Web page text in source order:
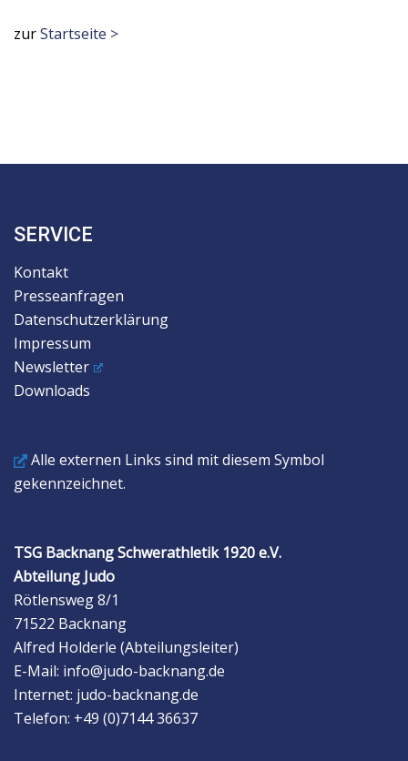
zurStartseite >
SERVICE
Kontakt
Presseanfragen
Datenschutzerklärung
Impressum
Newsletter
Downloads
Alle externen Links sind mit diesem Symbol
gekennzeichnet.
TSG Backnang Schwerathletik 1920 e.V.
Abteilung Judo
Rötlensweg 8/1
71522 Backnang
Alfred Holderle (Abteilungsleiter)
E-Mail: info@judo-backnang.de
Internet: judo-backnang.de
Telefon: +49 (0)7144 36637